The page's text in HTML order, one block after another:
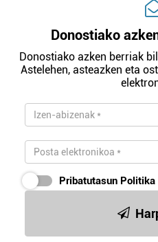
Donostiako
Donostiako azken berriak
Astelehen, asteazken eta
Pribatutasun Politika